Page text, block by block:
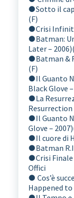
●Sotto il
(F)
●Crisi
●Batman:
Later –
●Batman &
(F)
●Il Guanto
Black Glove
●La
Resurrection
●Il Guanto
Glove –
●Il cuore di
●Batman
●Crisi
Offici
● Cos’è
Happened to